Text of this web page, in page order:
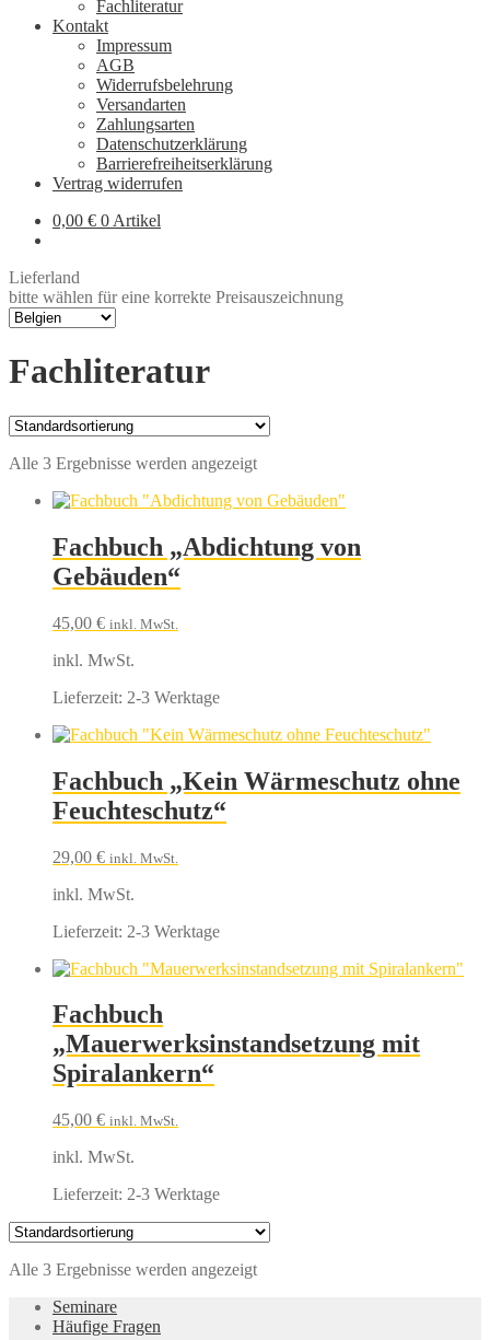
Fachliteratur
Kontakt
Impressum
AGB
Widerrufsbelehrung
Versandarten
Zahlungsarten
Datenschutzerklärung
Barrierefreiheitserklärung
Vertrag widerrufen
0,00 € 0 Artikel
Lieferland
bitte wählen für eine korrekte Preisauszeichnung
Fachliteratur
Alle 3 Ergebnisse werden angezeigt
Fachbuch „Abdichtung von
Gebäuden“
45,00 € inkl. MwSt.
inkl. MwSt.
Lieferzeit: 2-3 Werktage
Fachbuch „Kein Wärmeschutz ohne
Feuchteschutz“
29,00 € inkl. MwSt.
inkl. MwSt.
Lieferzeit: 2-3 Werktage
Fachbuch
„Mauerwerksinstandsetzung mit
Spiralankern“
45,00 € inkl. MwSt.
inkl. MwSt.
Lieferzeit: 2-3 Werktage
Alle 3 Ergebnisse werden angezeigt
Seminare
Häufige Fragen